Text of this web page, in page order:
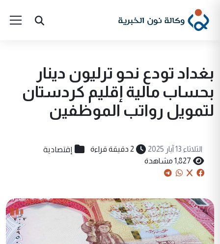
بغداد تودع نحو ترليون دينار
بحساب مالية إقليم كردستان
لتمويل رواتب الموظفين
الثلاثاء 13 آيار 2025 2 دقيقة قراءة إقتصادية
1,827 مشاهدة